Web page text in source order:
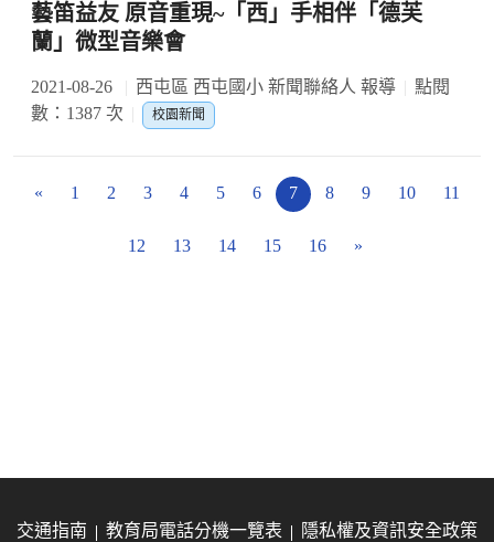
藝笛益友 原音重現~「西」手相伴「德芙
蘭」微型音樂會
2021-08-26 西屯區 西屯國小 新聞聯絡人 報導
點閱
數：1387 次
校園新聞
« 1 2 3 4 5 6 7 8 9 10 11
12 13 14 15 16 »
交通指南 教育局電話分機一覽表 隱私權及資訊安全政策